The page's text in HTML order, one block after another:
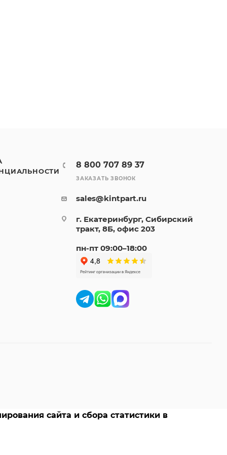
8 800 707 89 37
ЗАКАЗАТЬ ЗВОНОК
sales@kintpart.ru
г. Екатеринбург, Сибирский
тракт, 8Б, офис 203
пн-пт 09:00–18:00
сайта и сбора статистики в